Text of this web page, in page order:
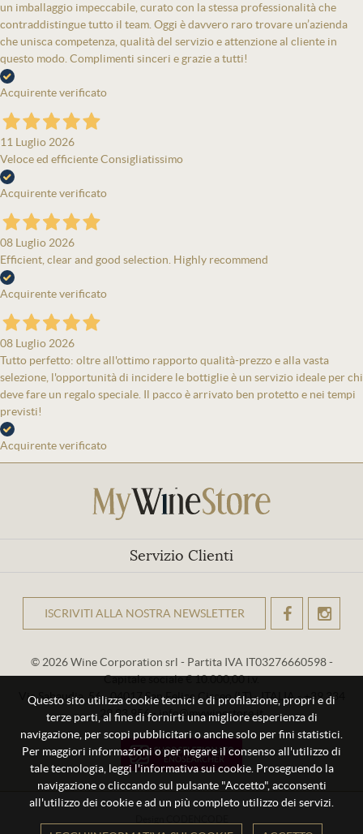
un imballaggio impeccabile, curato con la stessa professionalità che
contraddistingue tutto il team. Oggi è davvero raro trovare un’azienda
che unisca competenza, qualità del servizio e attenzione al cliente in
questo modo. Complimenti sinceri e grazie a tutti!
Acquirente verificato
11 Luglio 2026
Veloce ed efficiente Consigliatissimo
Acquirente verificato
08 Luglio 2026
Efficient, clear and good selection. Highly recommend
Acquirente verificato
08 Luglio 2026
Tutto perfetto: oltre all'ottimo rapporto qualità-prezzo e alla vasta
selezione, l'opportunità di incidere le bottiglie è un servizio ideale per chi
deve fare un regalo speciale. Il pacco è arrivato ben protetto e nei tempi
previsti!
Acquirente verificato
Servizio Clienti
Questo sito utilizza cookie tecnici e di profilazione, propri e di
terze parti, al fine di fornirti una migliore esperienza di
navigazione, per scopi pubblicitari o anche solo per fini statistici.
Per maggiori informazioni o per negare il consenso all'utilizzo di
tale tecnologia, leggi l'informativa sui cookie. Proseguendo la
navigazione o cliccando sul pulsante "Accetto", acconsenti
all'utilizzo dei cookie e ad un più completo utilizzo dei servizi.
ISCRIVITI ALLA NOSTRA NEWSLETTEROK
© 2026 Wine Corporation srl - Partita IVA IT03276660598 -
Capitale sociale € 10.000,00 i.v.
Via Sabaudia, 56 - 04017 San Felice Circeo (LT) - ITALIA - +39 334
29 93 956 - info@mywinestore.it